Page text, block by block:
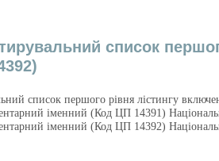
ринку (РФР) включена
список
список першого рівня лістингу
іменний (Код ЦП 14391)
іменний (Код ЦП 14392)